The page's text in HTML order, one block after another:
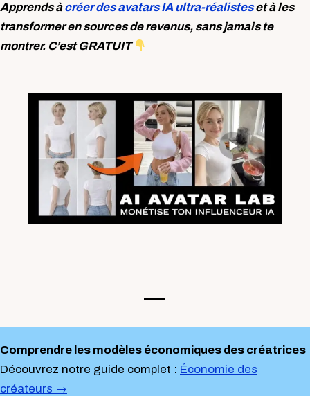
Apprends àcréer des avatars IA ultra-réalisteset à les
transformer en sources de revenus, sans jamais te
montrer. C’est GRATUIT
—-
Comprendre les modèles économiques des créatrices
Découvrez notre guide complet : Économie des
créateurs →